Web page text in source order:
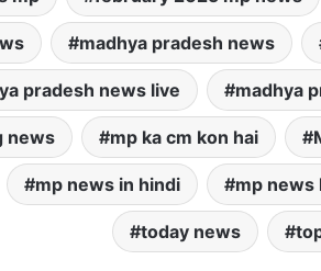
madhya pradesh news
pradesh news live madhya
news mp ka cm kon hai
mp news in hindi mp news
today news